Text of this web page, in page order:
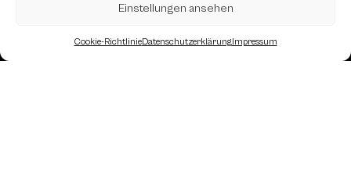
Einstellungen ansehen
Cookie-RichtlinieDatenschutzerklärungImpressum